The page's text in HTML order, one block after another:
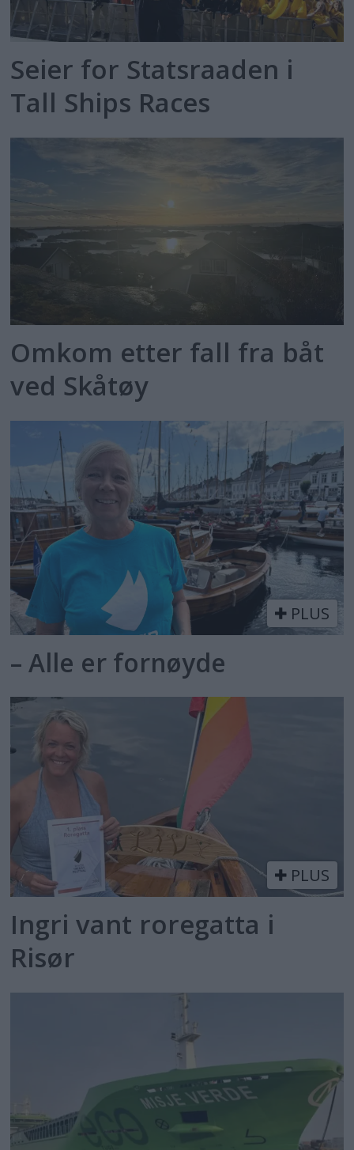
Seier for Statsraaden i
Tall Ships Races
Omkom etter fall fra båt
ved Skåtøy
PLUS
– Alle er fornøyde
PLUS
Ingri vant roregatta i
Risør